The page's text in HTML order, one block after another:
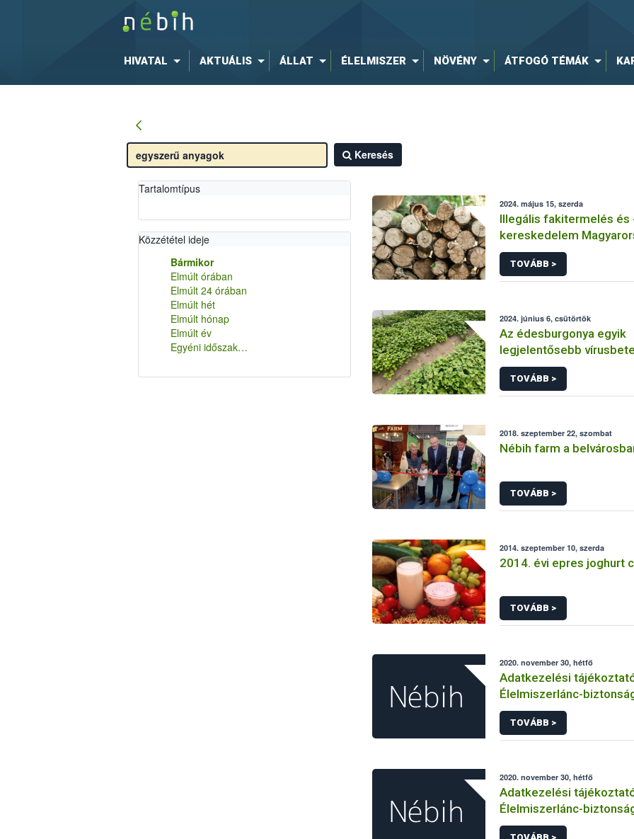
HIVATAL AKTUÁLIS ÁLLAT ÉLELMISZER NÖVÉNY ÁTFOGÓ TÉMÁK
Keresés
Tartalomtípus
Közzététel ideje
Bármikor
Elmúlt órában
Elmúlt 24 órában
Elmúlt hét
Elmúlt hónap
Elmúlt év
Egyéni időszak…
2024. május 15, szerda
Illegális fakitermelés és
kereskedelem
2023-as év
TOVÁBB >
2024. június 6, csütörtök
Az édesburgonya egyik
legjelentősebb
édesburgonya klorotikus
vírus (SPCSV)
TOVÁBB >
2018. szeptember 22, szombat
Nébih farm a
TOVÁBB >
2014. szeptember 10, szerda
2014. évi epres joghurt
TOVÁBB >
2020. november 30, hétfő
Adatkezelési
Élelmiszerlánc-
foglalkoztatási jogviszony
létesítésének
kezdeményezéséhez,
álláspályázatok adatainak
kezeléséhez
adatkezeléséhez
TOVÁBB >
2020. november 30, hétfő
Adatkezelési
Élelmiszerlánc-
Ügyfélprofil